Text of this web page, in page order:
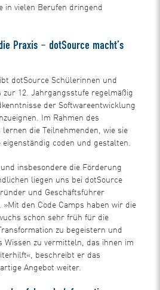
in vielen Berufen dringend
Praxis – dotSource macht’s
dotSource Schülerinnen und
zur 12. Jahrgangsstufe regelmäßig
der Softwareentwicklung
Im Rahmen des
die Teilnehmenden, wie sie
eigenständig coden und gestalten.
insbesondere die Förderung
liegen uns bei dotSource
und Geschäftsführer
den Code Camps haben wir die
schon sehr früh für die
zu begeistern und
Wissen zu vermitteln, das ihnen im
beschreibt er das
Angebot weiter.